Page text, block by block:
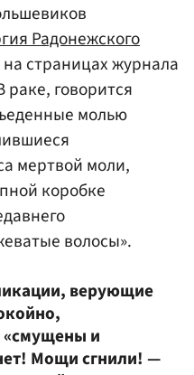
Радонежского
страницах журнала
говорится
молью
мертвой моли,
коробке
волосы».
верующие
и
Мощи сгнили! —